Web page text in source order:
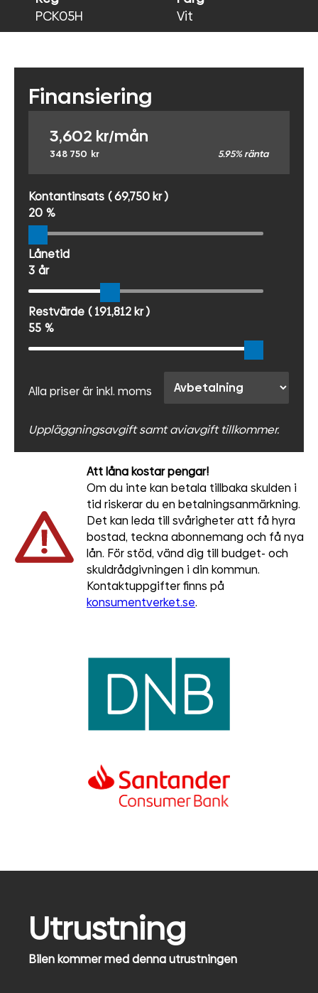
PCK05H
Vit
Finansiering
3,602 kr/mån
348 750 kr 5.95% ränta
Kontantinsats ( 69,750 kr )
20 %
Lånetid
3 år
Restvärde ( 191,812 kr )
55 %
Alla priser är inkl. moms
Uppläggningsavgift samt aviavgift tillkommer.
Att låna kostar pengar!
Om du inte kan betala tillbaka skulden i
tid riskerar du en betalningsanmärkning.
Det kan leda till svårigheter att få hyra
bostad, teckna abonnemang och få nya
lån. För stöd, vänd dig till budget- och
skuldrådgivningen i din kommun.
Kontaktuppgifter finns på
konsumentverket.se.
Utrustning
Bilen kommer med denna utrustningen